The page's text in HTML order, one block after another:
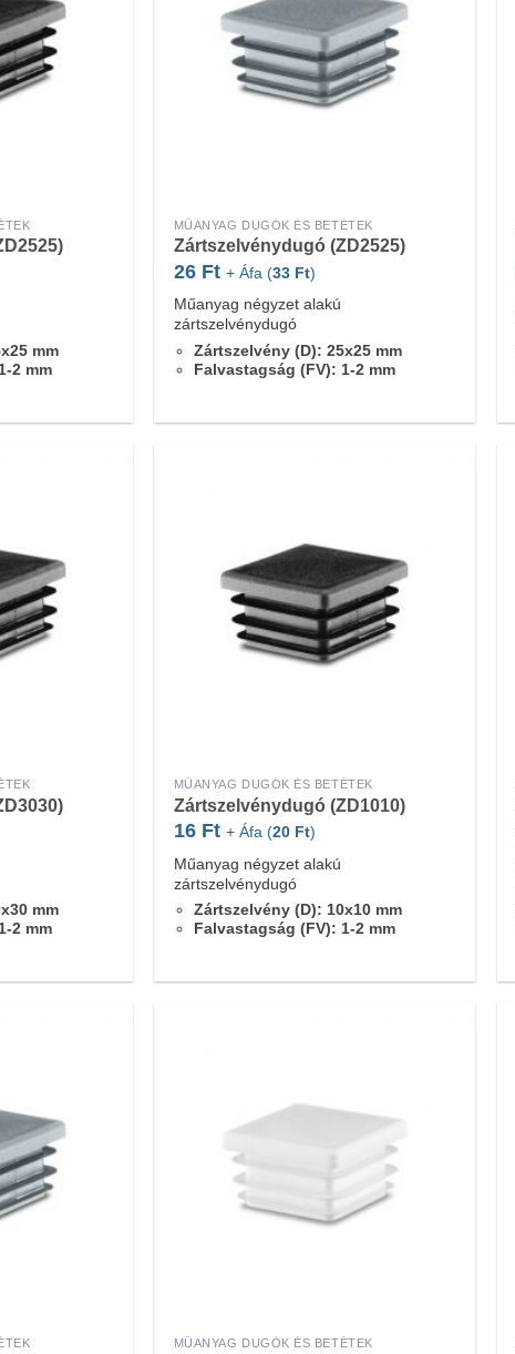
mm
2 mm
MŰANYAG DUGÓK ÉS BETÉTEK
Zártszelvénydugó (ZD2525)
26 Ft + Áfa (33 Ft)
Műanyag négyzet alakú
zártszelvénydugó
Zártszelvény (D): 25x25 mm
Falvastagság (FV): 1-2 mm
mm
2 mm
MŰANYAG DUGÓK ÉS BETÉTEK
Zártszelvénydugó (ZD1010)
16 Ft + Áfa (20 Ft)
Műanyag négyzet alakú
zártszelvénydugó
Zártszelvény (D): 10x10 mm
Falvastagság (FV): 1-2 mm
MŰANYAG DUGÓK ÉS BETÉTEK